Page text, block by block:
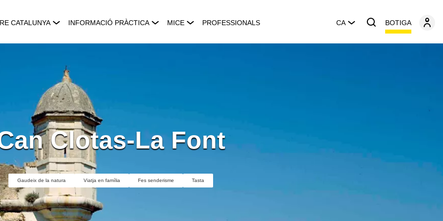
CATALUNYA INFORMACIÓ PRÀCTICA MICE PROFESSIONALS CA BOTIGA
Clotas-La Font
Gaudeix de la natura Viatja en família Fes senderisme Tasta